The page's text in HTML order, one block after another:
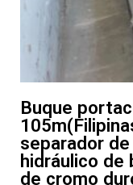
Buque
separador
hidráulico de
de cromo